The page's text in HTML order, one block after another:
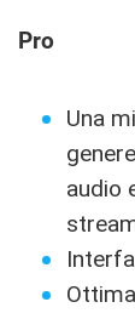
Pro
Una
audio